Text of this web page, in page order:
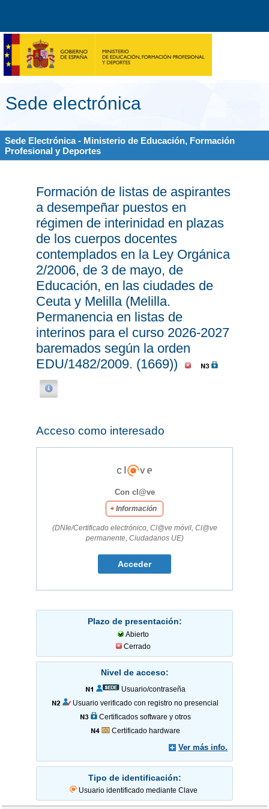
Sede electrónica
Sede Electrónica - Ministerio de Educación, Formación
Profesional y Deportes
Formación de listas de aspirantes
a desempeñar puestos en
régimen de interinidad en plazas
de los cuerpos docentes
contemplados en la Ley Orgánica
2/2006, de 3 de mayo, de
Educación, en las ciudades de
Ceuta y Melilla (Melilla.
Permanencia en listas de
interinos para el curso 2026-2027
baremados según la orden
EDU/1482/2009. (1669))
Acceso como interesado
Con cl@ve
+Información
(DNIe/Certificado electrónico, Cl@ve móvil, Cl@ve
permanente, Ciudadanos UE)
Plazo de presentación:
Abierto
Cerrado
Nivel de acceso:
Usuario/contraseña
Usuario verificado con registro no presencial
Certificados software y otros
Certificado hardware
Ver más info.
Tipo de identificación:
Usuario identificado mediante Clave